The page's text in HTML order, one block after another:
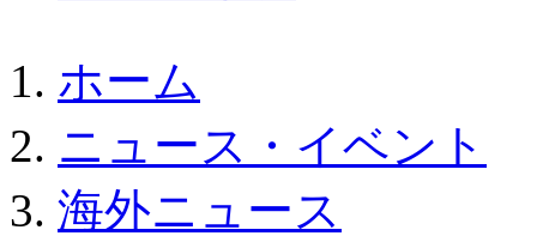
ホーム
ニュース・イベント
海外ニュース